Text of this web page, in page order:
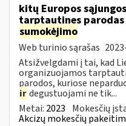
kitų Europos
tarptautines
sumokėjimo
Web turinio sąrašas
Atsižvelgdami į tai, kad
organizuojamos
parodos, kuriose
irdegustuojami ne tik...
Metai: 2023 Mokesčių
Akcizų mokesčių